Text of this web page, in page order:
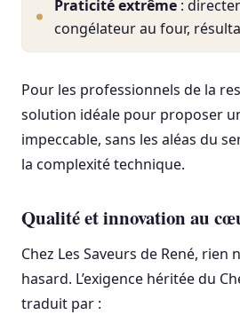
Praticité extrême :
congélateur au four,
Pour les professionnels de la
solution idéale pour proposer
impeccable, sans les aléas du
la complexité technique.
Qualité et innovation au
Chez Les Saveurs de René, rien
hasard. L’exigence héritée du
traduit par :